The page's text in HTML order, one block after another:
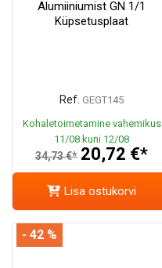
Alumiiniumist GN 1/1
Küpsetusplaat
Ref. GEGT145
Kohaletoimetamine vahemikus
11/08 kuni 12/08
34,73 €* 20,72 €*
Lisa ostukorvi
- 42 %